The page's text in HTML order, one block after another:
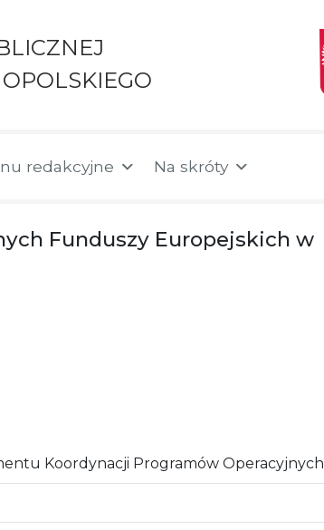
redakcyjne Na skróty
Funduszy Europejskich w
Koordynacji Programów Operacyjnych